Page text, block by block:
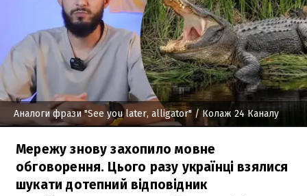
Аналоги фрази "See you later, alligator" / Колаж 24 Каналу
Мережу знову захопило мовне
обговорення. Цього разу українці взялися
шукати дотепний відповідник